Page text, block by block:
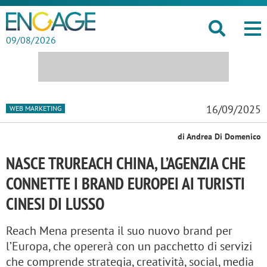
09/08/2026
WEB MARKETING 16/09/2025
di Andrea Di Domenico
NASCE TRUREACH CHINA, L’AGENZIA CHE
CONNETTE I BRAND EUROPEI AI TURISTI
CINESI DI LUSSO
Reach Mena presenta il suo nuovo brand per
l’Europa, che opererà con un pacchetto di servizi
che comprende strategia, creatività, social, media